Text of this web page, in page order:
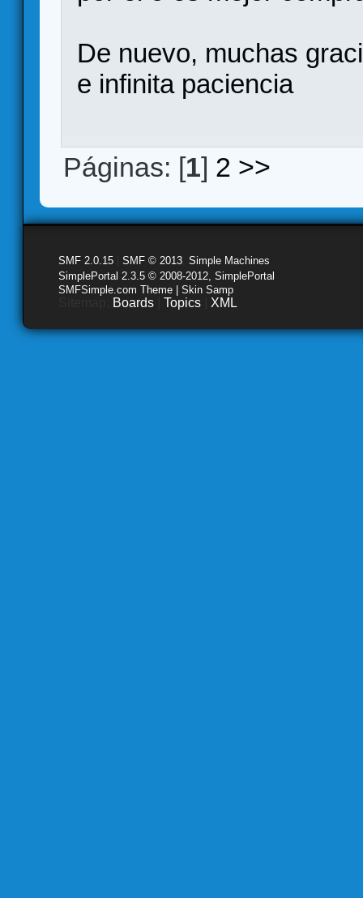
De nuevo, muchas
e infinita paciencia
Páginas: [1] 2 >>
SMF 2.0.15 SMF © 2013 Simple Machines
SimplePortal 2.3.5 © 2008-2012, SimplePortal
SMFSimple.com Theme | Skin Samp
Boards Topics XML